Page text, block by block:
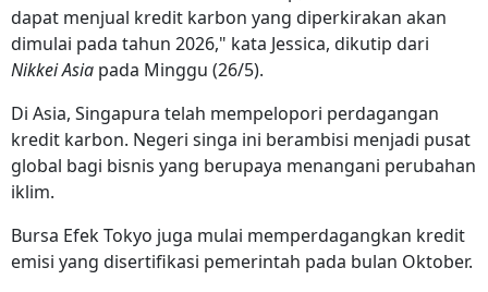
dapat menjual kredit karbon yang diperkirakan akan
dimulai pada tahun 2026," kata Jessica, dikutip dari
Nikkei Asia pada Minggu (26/5).
Di Asia, Singapura telah mempelopori perdagangan
kredit karbon. Negeri singa ini berambisi menjadi pusat
global bagi bisnis yang berupaya menangani perubahan
iklim.
Bursa Efek Tokyo juga mulai memperdagangkan kredit
emisi yang disertifikasi pemerintah pada bulan Oktober.